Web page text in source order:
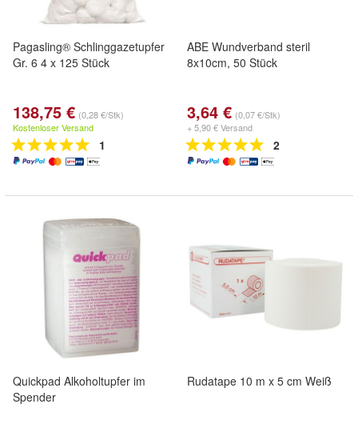
Pagasling® Schlinggazetupfer
Gr. 6 4 x 125 Stück
138,75 € (0,28 €/Stk)
Kostenloser Versand
1
ABE Wundverband steril
8x10cm, 50 Stück
3,64 € (0,07 €/Stk)
+ 5,90 € Versand
2
Quickpad Alkoholtupfer im
Spender
Rudatape 10 m x 5 cm Weiß